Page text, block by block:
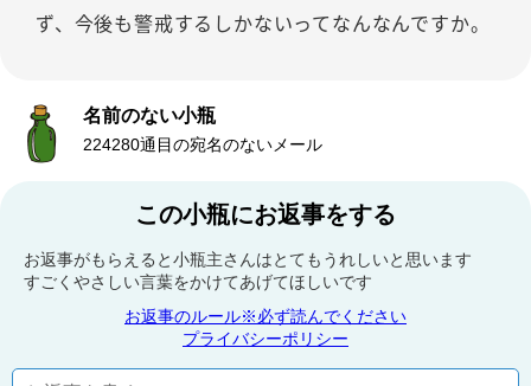
ず、今後も警戒するしかないってなんなんですか。
名前のない小瓶
224280通目の宛名のないメール
この小瓶にお返事をする
お返事がもらえると小瓶主さんはとてもうれしいと思います
すごくやさしい言葉をかけてあげてほしいです
お返事のルール※必ず読んでください
プライバシーポリシー